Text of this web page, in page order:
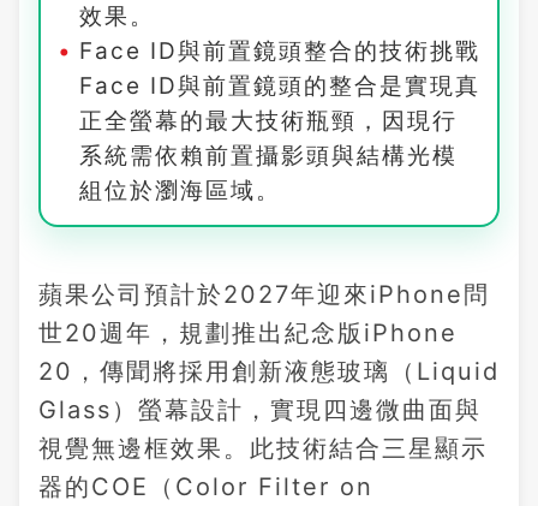
效果。
Face ID與前置鏡頭整合的技術挑戰
Face ID與前置鏡頭的整合是實現真
正全螢幕的最大技術瓶頸，因現行
系統需依賴前置攝影頭與結構光模
組位於瀏海區域。
蘋果公司預計於2027年迎來iPhone問
世20週年，規劃推出紀念版iPhone
20，傳聞將採用創新液態玻璃（Liquid
Glass）螢幕設計，實現四邊微曲面與
視覺無邊框效果。此技術結合三星顯示
器的COE（Color Filter on